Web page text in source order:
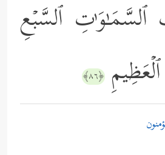
ٰ⁠تِ ٱلسَّبۡعِ
﴿٨٦﴾